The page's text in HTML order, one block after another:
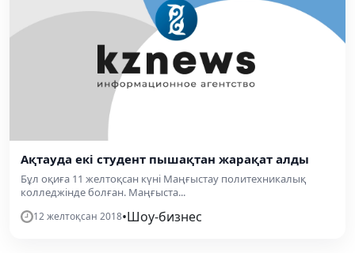
Ақтауда екі студент пышақтан жарақат алды
Бұл оқиға 11 желтоқсан күні Маңғыстау политехникалық
колледжінде болған. Маңғыста...
12 желтоқсан 2018•Шоу-бизнес